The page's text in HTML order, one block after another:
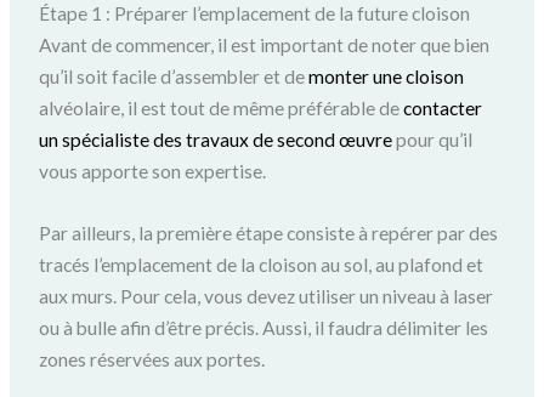
Étape 1 : Préparer l’emplacement de la future cloison
Avant de commencer, il est important de noter que bien
qu’il soit facile d’assembler et demonter une cloison
alvéolaire, il est tout de même préférable decontacter
un spécialiste des travaux de second œuvrepour qu’il
vous apporte son expertise.
Par ailleurs, la première étape consiste à repérer par des
tracés l’emplacement de la cloison au sol, au plafond et
aux murs. Pour cela, vous devez utiliser un niveau à laser
ou à bulle afin d’être précis. Aussi, il faudra délimiter les
zones réservées aux portes.